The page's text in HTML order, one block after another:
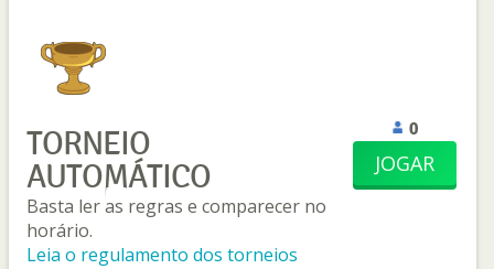
TORNEIO
AUTOMÁTICO
Basta ler as regras e comparecer no
horário.
Leia o regulamento dos torneios
0
JOGAR